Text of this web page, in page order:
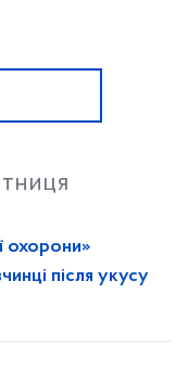
охорони»
після укусу